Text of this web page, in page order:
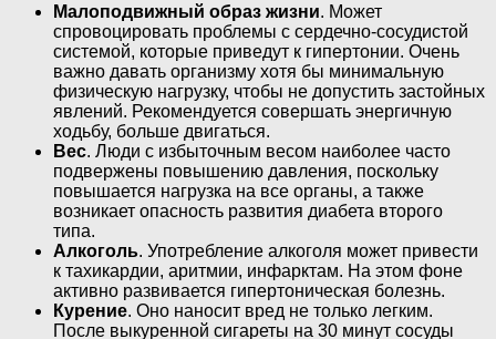
Малоподвижный образ жизни. Может
спровоцировать проблемы с сердечно-сосудистой
системой, которые приведут к гипертонии. Очень
важно давать организму хотя бы минимальную
физическую нагрузку, чтобы не допустить застойных
явлений. Рекомендуется совершать энергичную
ходьбу, больше двигаться.
Вес. Люди с избыточным весом наиболее часто
подвержены повышению давления, поскольку
повышается нагрузка на все органы, а также
возникает опасность развития диабета второго
типа.
Алкоголь. Употребление алкоголя может привести
к тахикардии, аритмии, инфарктам. На этом фоне
активно развивается гипертоническая болезнь.
Курение. Оно наносит вред не только легким.
После выкуренной сигареты на 30 минут сосуды